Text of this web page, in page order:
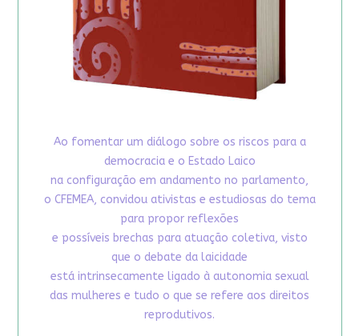
Ao fomentar um diálogo sobre os riscos para a
democracia e o Estado Laico
na configuração em andamento no parlamento,
o CFEMEA, convidou ativistas e estudiosas do tema
para propor reflexões
e possíveis brechas para atuação coletiva, visto
que o debate da laicidade
está intrinsecamente ligado à autonomia sexual
das mulheres e tudo o que se refere aos direitos
reprodutivos.